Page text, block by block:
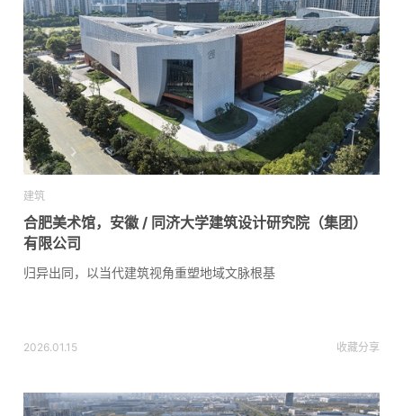
建筑
合肥美术馆，安徽 / 同济大学建筑设计研究院（集团）
有限公司
归异出同，以当代建筑视角重塑地域文脉根基
2026.01.15 收藏分享